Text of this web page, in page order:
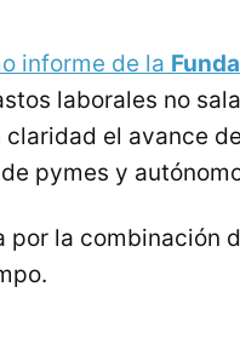
informe de la
laborales no
el avance
pymes y
por la combinación